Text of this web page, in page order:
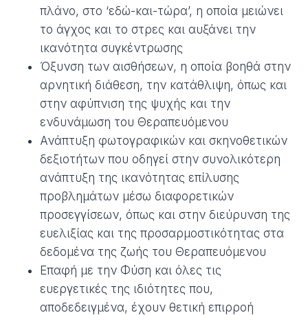
πλάνο, στο ‘εδώ-και-τώρα’, η οποία μειώνει
το άγχος και το στρες και αυξάνει την
ικανότητα συγκέντρωσης
Όξυνση των αισθήσεων, η οποία βοηθά στην
αρνητική διάθεση, την κατάθλιψη, όπως και
στην αφύπνιση της ψυχής και την
ενδυνάμωση του Θεραπευόμενου
Ανάπτυξη φωτογραφικών και σκηνοθετικών
δεξιοτήτων που οδηγεί στην συνολικότερη
ανάπτυξη της ικανότητας επίλυσης
προβλημάτων μέσω διαφορετικών
προσεγγίσεων, όπως και στην διεύρυνση της
ευελιξίας και της προσαρμοστικότητας στα
δεδομένα της ζωής του Θεραπευόμενου
Επαφή με την Φύση και όλες τις
ευεργετικές της ιδιότητες που,
αποδεδειγμένα, έχουν θετική επιρροή